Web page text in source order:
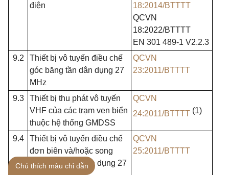
điện
18:2014/BTTTT
QCVN
18:2022/BTTTT
EN 301 489-1 V2.2.3
9.2
Thiết bị vô tuyến điều chế
góc băng tần dân dụng 27
MHz
QCVN
23:2011/BTTTT
9.3
Thiết bị thu phát vô tuyến
VHF của các trạm ven biển
thuộc hệ thống GMDSS
QCVN
24:2011/BTTTT (1)
9.4
Thiết bị vô tuyến điều chế
đơn biên và/hoặc song
biên băng tần dân dụng 27
QCVN
25:2011/BTTTT
Chú thích màu chỉ dẫn